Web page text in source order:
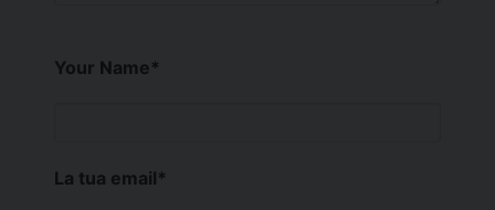
Your Name*
La tua email*